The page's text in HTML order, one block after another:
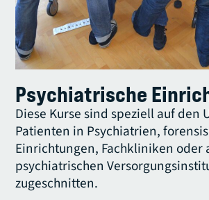
Psychiatrische
Diese Kurse sind speziell auf den
Patienten in Psychiatrien,
Einrichtungen, Fachkliniken oder
psychiatrischen
zugeschnitten.